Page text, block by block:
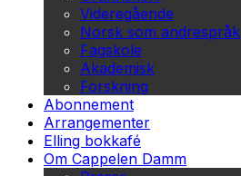
Videregående
Norsk som andrespråk
Fagskole
Akademisk
Forskning
Abonnement
Arrangementer
Elling bokkafé
Om Cappelen Damm